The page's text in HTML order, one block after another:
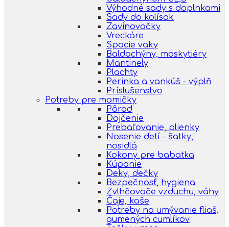
Výhodné sady s doplnkami
Sady do kolísok
Zavinovačky
Vreckáre
Spacie vaky
Baldachýny, moskytiéry
Mantinely
Plachty
Perinka a vankúš - výplň
Príslušenstvo
Potreby pre mamičky
Pôrod
Dojčenie
Prebaľovanie, plienky
Nosenie detí - šatky,
nosidlá
Kokony pre babatka
Kúpanie
Deky, dečky
Bezpečnosť, hygiena
Zvlhčovače vzduchu, váhy
Čaje, kaše
Potreby na umývanie fliaš,
gumených cumlíkov